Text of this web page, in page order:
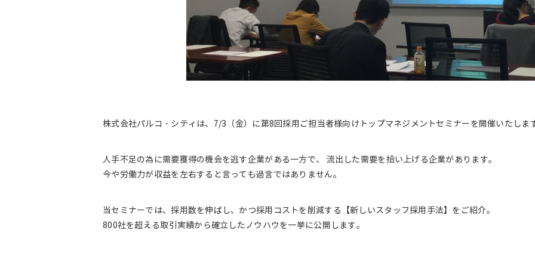
株式会社パルコ・シティは、7/3（金）に第8回採用ご担当者様向けトップマネジメントセミナーを開催いたしま
人手不足の為に需要獲得の機会を逃す企業がある一方で、 流出した需要を拾い上げる企業があります。
今や労働力が収益を左右すると言っても過言ではありません。
当セミナーでは、採用数を伸ばし、かつ採用コストを削減する【新しいスタッフ採用手法】をご紹介。
800社を超える取引実績から確立したノウハウを一挙に公開します。